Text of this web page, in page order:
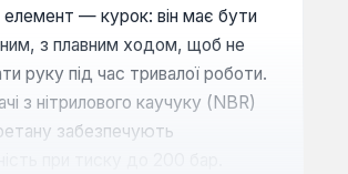
— курок: він має бути
з плавним ходом, щоб не
руку під час тривалої роботи.
з нітрилового каучуку (NBR)
забезпечують